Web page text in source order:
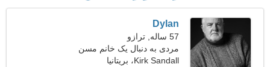
Dylan
57 ساله, ترازو
مردی به دنبال یک خانم مسن
Kirk Sandall، بریتانیا